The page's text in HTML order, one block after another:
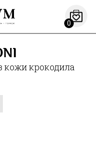
0
кожи крокодила